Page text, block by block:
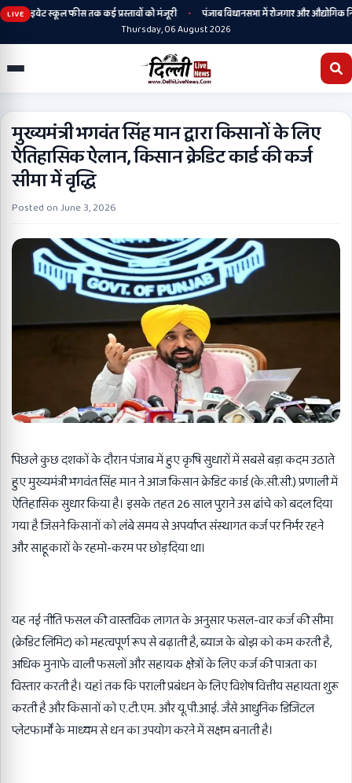
LIVE स्कूल फीस तक कई प्रस्तावों को मंजूरी •
पंजाब विधानसभा में रोजगार और औद्योगिक निवेश
Thursday, 06 August 2026
मुख्यमंत्री भगवंत सिंह मान द्वारा किसानों के लिए
ऐतिहासिक ऐलान, किसान क्रेडिट कार्ड की कर्ज
सीमा में वृद्धि
Posted onJune 3, 2026
पिछले कुछ दशकों के दौरान पंजाब में हुए कृषि सुधारों में सबसे बड़ा कदम उठाते
हुए मुख्यमंत्री भगवंत सिंह मान ने आज किसान क्रेडिट कार्ड (के.सी.सी.) प्रणाली में
ऐतिहासिक सुधार किया है। इसके तहत 26 साल पुराने उस ढांचे को बदल दिया
गया है जिसने किसानों को लंबे समय से अपर्याप्त संस्थागत कर्ज पर निर्भर रहने
और साहूकारों के रहमो-करम पर छोड़ दिया था।
यह नई नीति फसल की वास्तविक लागत के अनुसार फसल-वार कर्ज की सीमा
(क्रेडिट लिमिट) को महत्वपूर्ण रूप से बढ़ाती है, ब्याज के बोझ को कम करती है,
अधिक मुनाफे वाली फसलों और सहायक क्षेत्रों के लिए कर्ज की पात्रता का
विस्तार करती है। यहां तक कि पराली प्रबंधन के लिए विशेष वित्तीय सहायता शुरू
करती है और किसानों को ए.टी.एम. और यू.पी.आई. जैसे आधुनिक डिजिटल
प्लेटफार्मों के माध्यम से धन का उपयोग करने में सक्षम बनाती है।